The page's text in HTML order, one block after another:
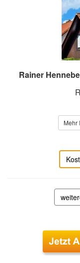
Rainer
Mehr